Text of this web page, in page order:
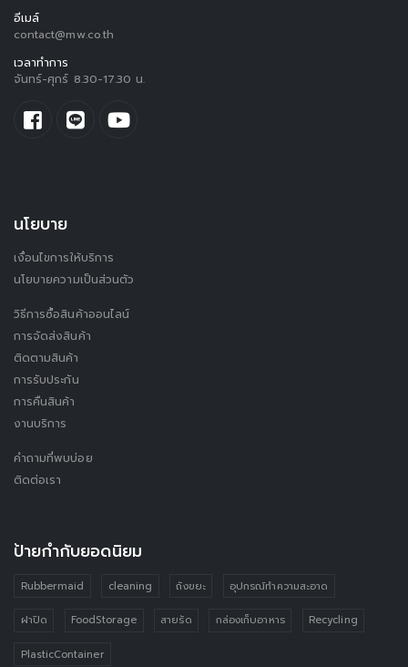
อีเมล์
contact@mw.co.th
เวลาทำการ
จันทร์-ศุกร์ 8.30-17.30 น.
นโยบาย
เงื่อนไขการให้บริการ
นโยบายความเป็นส่วนตัว
วิธีการซื้อสินค้าออนไลน์
การจัดส่งสินค้า
ติดตามสินค้า
การรับประกัน
การคืนสินค้า
งานบริการ
คำถามที่พบบ่อย
ติดต่อเรา
ป้ายกำกับยอดนิยม
Rubbermaid cleaning ถังขยะ อุปกรณ์ทำความสะอาด
ฝาปิด FoodStorage สายรัด กล่องเก็บอาหาร Recycling
PlasticContainer